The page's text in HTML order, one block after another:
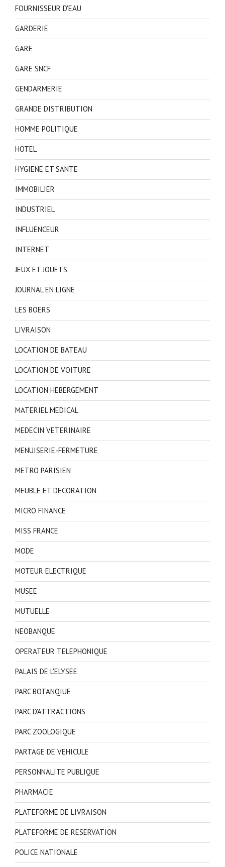
FOURNISSEUR D'EAU
GARDERIE
GARE
GARE SNCF
GENDARMERIE
GRANDE DISTRIBUTION
HOMME POLITIQUE
HOTEL
HYGIENE ET SANTE
IMMOBILIER
INDUSTRIEL
INFLUENCEUR
INTERNET
JEUX ET JOUETS
JOURNAL EN LIGNE
LES BOERS
LIVRAISON
LOCATION DE BATEAU
LOCATION DE VOITURE
LOCATION HEBERGEMENT
MATERIEL MEDICAL
MEDECIN VETERINAIRE
MENUISERIE-FERMETURE
METRO PARISIEN
MEUBLE ET DECORATION
MICRO FINANCE
MISS FRANCE
MODE
MOTEUR ELECTRIQUE
MUSEE
MUTUELLE
NEOBANQUE
OPERATEUR TELEPHONIQUE
PALAIS DE L'ELYSEE
PARC BOTANQIUE
PARC D'ATTRACTIONS
PARC ZOOLOGIQUE
PARTAGE DE VEHICULE
PERSONNALITE PUBLIQUE
PHARMACIE
PLATEFORME DE LIVRAISON
PLATEFORME DE RESERVATION
POLICE NATIONALE